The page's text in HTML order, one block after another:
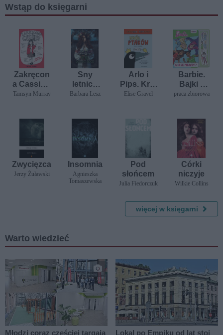
Wstąp do księgarni
Zakręcon
a Cassidy.
Geniusz z
Tamsyn Murray
Sny
letnich
nocy
Barbara Lesz
Arlo i
Pips. Król
ptaków
Elise Gravel
Barbie.
Bajki z
magnesa
pobawimy
?
praca zbiorowa
Zwycięzca
Jerzy Żuławski
Insomnia
Agnieszka
Tomaszewska
Pod
słońcem
Julia Fiedorczuk
Córki
niczyje
Wilkie Collins
więcej w księgarni
Warto wiedzieć
Młodzi coraz częściej targają Lokal po Empiku od lat stoi